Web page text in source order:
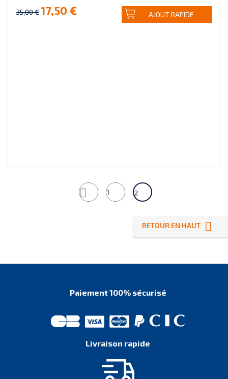
35,00 €17,50 € AJOUT RAPIDE
 1 2
RETOUR EN HAUT 
Paiement 100% sécurisé
Livraison rapide